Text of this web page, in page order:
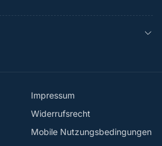
Impressum
Widerrufsrecht
Mobile Nutzungsbedingungen